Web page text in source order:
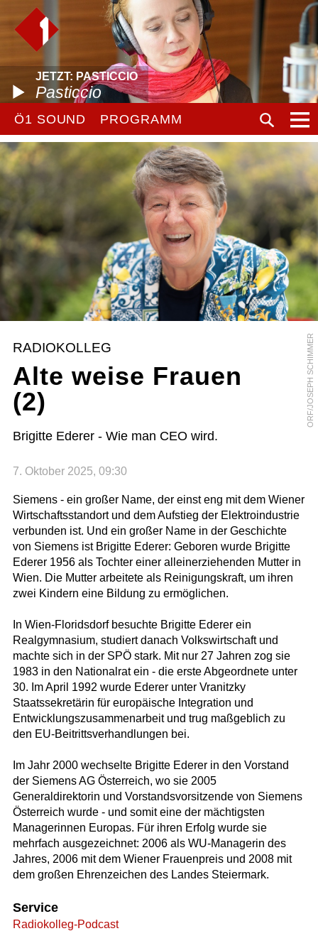
JETZT: PASTICCIO
Pasticcio
Ö1 SOUND PROGRAMM
ORF/JOSEPH SCHIMMER
RADIOKOLLEG
Alte weise Frauen
(2)
Brigitte Ederer - Wie man CEO wird.
7. Oktober 2025, 09:30
Siemens - ein großer Name, der einst eng mit dem Wiener
Wirtschaftsstandort und dem Aufstieg der Elektroindustrie
verbunden ist. Und ein großer Name in der Geschichte
von Siemens ist Brigitte Ederer: Geboren wurde Brigitte
Ederer 1956 als Tochter einer alleinerziehenden Mutter in
Wien. Die Mutter arbeitete als Reinigungskraft, um ihren
zwei Kindern eine Bildung zu ermöglichen.
In Wien-Floridsdorf besuchte Brigitte Ederer ein
Realgymnasium, studiert danach Volkswirtschaft und
machte sich in der SPÖ stark. Mit nur 27 Jahren zog sie
1983 in den Nationalrat ein - die erste Abgeordnete unter
30. Im April 1992 wurde Ederer unter Vranitzky
Staatssekretärin für europäische Integration und
Entwicklungszusammenarbeit und trug maßgeblich zu
den EU-Beitrittsverhandlungen bei.
Im Jahr 2000 wechselte Brigitte Ederer in den Vorstand
der Siemens AG Österreich, wo sie 2005
Generaldirektorin und Vorstandsvorsitzende von Siemens
Österreich wurde - und somit eine der mächtigsten
Managerinnen Europas. Für ihren Erfolg wurde sie
mehrfach ausgezeichnet: 2006 als WU-Managerin des
Jahres, 2006 mit dem Wiener Frauenpreis und 2008 mit
dem großen Ehrenzeichen des Landes Steiermark.
Service
Radiokolleg-Podcast